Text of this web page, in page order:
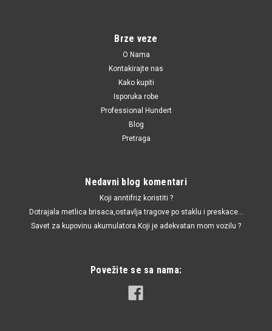
Brze veze
O Nama
Kontakirajte nas
Kako kupiti
Isporuka robe
Professional Hundert
Blog
Pretraga
Nedavni blog komentari
Koji anntifriz koristiti ?
Dotrajala metlica brisaca,ostavlja tragove po staklu i preskace...
Savet za kupovinu akumulatora.Koji je adekvatan mom vozilu ?
Povežite se sa nama: